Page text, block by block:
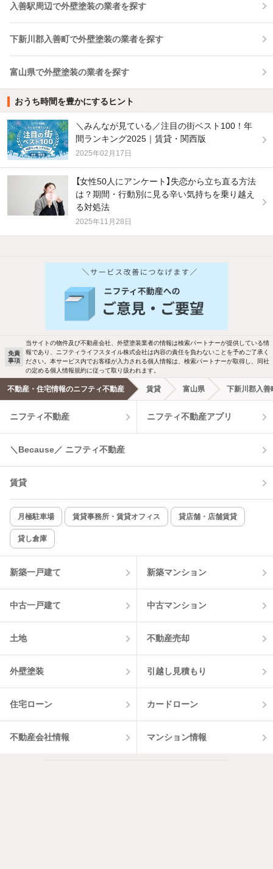
入善駅周辺で外壁塗装の業者を探す
下新川郡入善町で外壁塗装の業者を探す
富山県で外壁塗装の業者を探す
おうち時間を豊かにするヒント
＼みんなが見ている／注目の街ベスト100！年
間ランキング2025｜賃貸・関西版
2025年02月17日
【女性50人にアンケート】失恋から立ち直る方法
は？期間・行動別に見る辛い気持ちを乗り越え
る対処法
2025年11月28日
バス・トイレ別 2階以上
洗濯機置場あり 独立洗面台
エアコンあり 都市ガス
温水洗浄便座 オートロック
コンロ2口以上
新着のみ インターネット無料
該当件数:
1件
免責
事項
当サイトの物件及び不動産会社、外壁塗装業者の情報は検索パートナーが提供している情
報であり、ニフティライフスタイル株式会社は内容の責任を負わないことを予めご了承く
ださい。本サービス内でお客様が入力される個人情報は、検索パートナーが取得し、同社
の定める個人情報規約に従って取り扱われます。
不動産・住宅情報のニフティ不動産 賃貸 富山県 下新川郡入善
ニフティ不動産 ニフティ不動産アプリ
＼Because／ ニフティ不動産
賃貸
月極駐車場 賃貸事務所・賃貸オフィス 貸店舗・店舗賃貸
貸し倉庫
新築一戸建て 新築マンション
中古一戸建て 中古マンション
土地 不動産売却
外壁塗装 引越し見積もり
住宅ローン カードローン
不動産会社情報 マンション情報